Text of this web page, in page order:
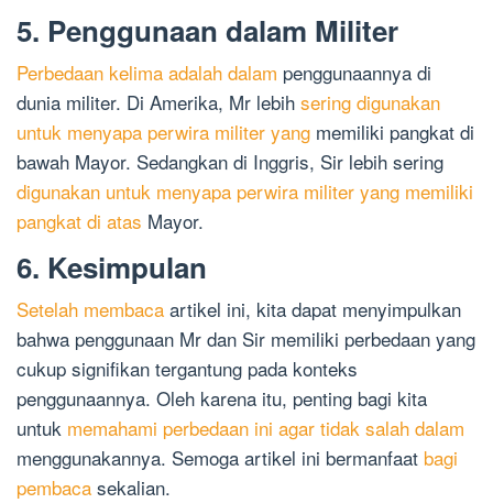
5. Penggunaan dalam Militer
Perbedaan kelima adalah dalam penggunaannya di
dunia militer. Di Amerika, Mr lebih sering digunakan
untuk menyapa perwira militer yang memiliki pangkat di
bawah Mayor. Sedangkan di Inggris, Sir lebih sering
digunakan untuk menyapa perwira militer yang memiliki
pangkat di atas Mayor.
6. Kesimpulan
Setelah membaca artikel ini, kita dapat menyimpulkan
bahwa penggunaan Mr dan Sir memiliki perbedaan yang
cukup signifikan tergantung pada konteks
penggunaannya. Oleh karena itu, penting bagi kita
untuk memahami perbedaan ini agar tidak salah dalam
menggunakannya. Semoga artikel ini bermanfaat bagi
pembaca sekalian.